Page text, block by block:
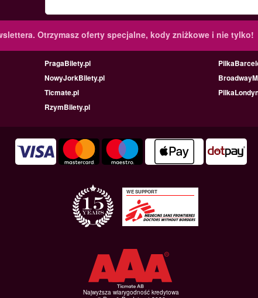
Otrzymasz oferty specjalne, kody zniżkowe i nie tylko!
PragaBilety.pl
NowyJorkBilety.pl
Ticmate.pl
RzymBilety.pl
WE SUPPORT
Najwyższa wiarygodność kredytowa